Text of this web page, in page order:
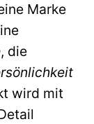
Marke
, die
wird mit